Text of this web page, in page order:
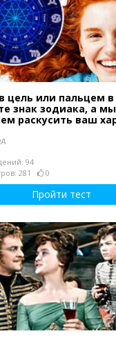
цель или пальцем в
знак зодиака, а мы
раскусить ваш
94
281
0
Пройти тест